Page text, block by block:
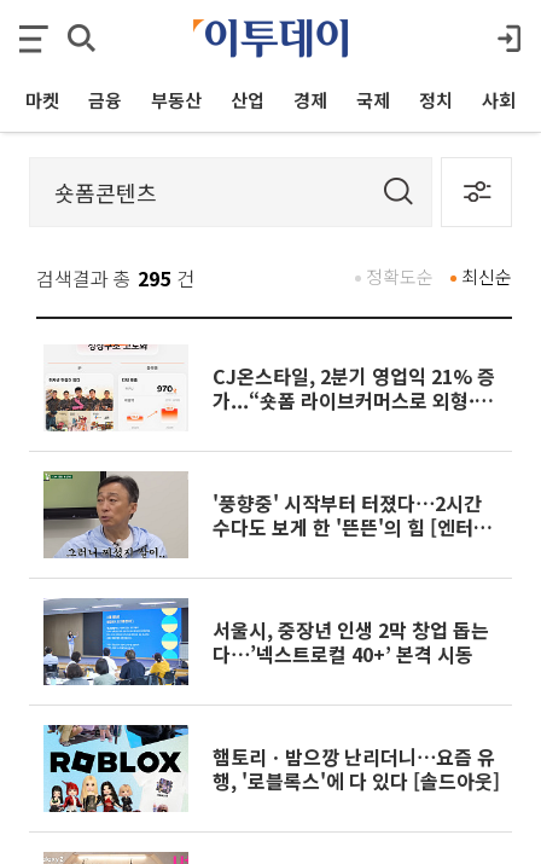
마켓 금융 부동산 산업 경제 국제 정치 사회
검색결과 총 295 건 최신순
정확도순
CJ온스타일, 2분기 영업익 21% 증
가...“숏폼 라이브커머스로 외형·수
'풍향중' 시작부터 터졌다⋯2시간
수다도 보게 한 '뜬뜬'의 힘 [엔터로
서울시, 중장년 인생 2막 창업 돕는
다⋯’넥스트로컬 40+’ 본격 시동
햄토리ㆍ밤으깡 난리더니⋯요즘 유
행, '로블록스'에 다 있다 [솔드아웃]